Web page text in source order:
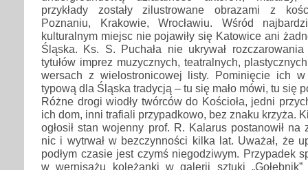
przykłady zostały zilustrowane obrazami z
Poznaniu, Krakowie, Wrocławiu. Wśród
kulturalnym miejsc nie pojawiły się Katowice ani
Śląska. Ks. S. Puchała nie ukrywał
tytułów imprez muzycznych, teatralnych,
wersach z wielostronicowej listy. Pominięcie ich w
typową dla Śląska tradycją – tu się mało mówi, tu się
Różne drogi wiodły twórców do Kościoła, jedni
ich dom, inni trafiali przypadkowo, bez znaku krzyża.
ogłosił stan wojenny prof. R. Kalarus postanowił
nic i wytrwał w bezczynności kilka lat. Uważał, że
podłym czasie jest czymś niegodziwym. Przypadek
w wernisażu koleżanki w galerii sztuki